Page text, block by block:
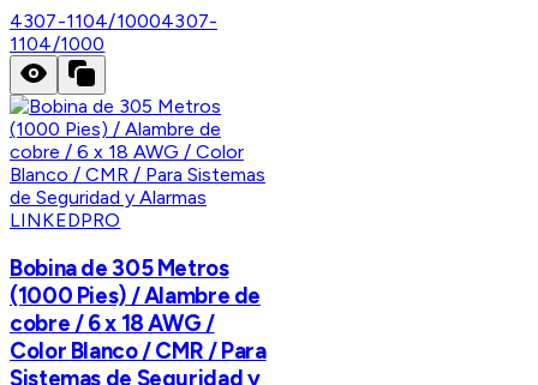
4307-1104/10004307-
1104/1000
LINKEDPRO
Bobina de 305 Metros
(1000 Pies) / Alambre de
cobre / 6 x 18 AWG /
Color Blanco / CMR / Para
Sistemas de Seguridad y